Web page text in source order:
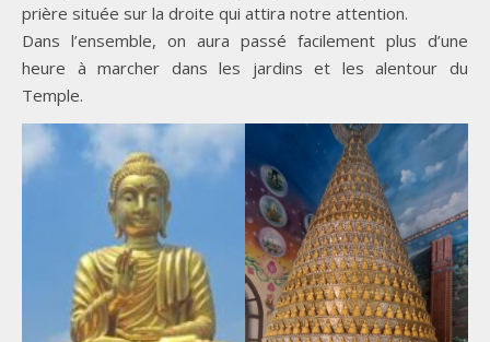
prière située sur la droite qui attira notre attention.
Dans l’ensemble, on aura passé facilement plus d’une
heure à marcher dans les jardins et les alentour du
Temple.